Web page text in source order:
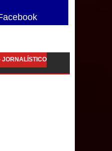
que
são referentes a